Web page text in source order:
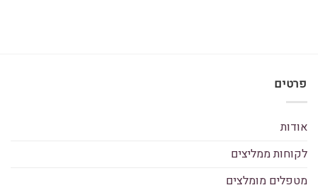
פרטים
אודות
לקוחות ממליצים
מטפלים מומלצים